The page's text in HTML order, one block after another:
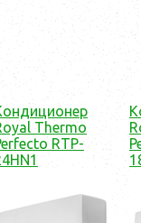
Thermo
RTP-